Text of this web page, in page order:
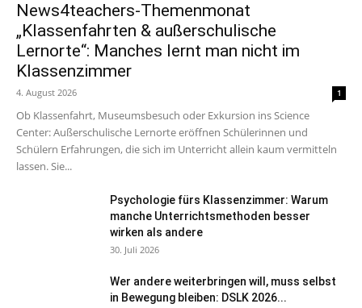
News4teachers-Themenmonat
„Klassenfahrten & außerschulische
Lernorte“: Manches lernt man nicht im
Klassenzimmer
4. August 2026 1
Ob Klassenfahrt, Museumsbesuch oder Exkursion ins Science
Center: Außerschulische Lernorte eröffnen Schülerinnen und
Schülern Erfahrungen, die sich im Unterricht allein kaum vermitteln
lassen. Sie...
Psychologie fürs Klassenzimmer: Warum
manche Unterrichtsmethoden besser
wirken als andere
30. Juli 2026
Wer andere weiterbringen will, muss selbst
in Bewegung bleiben: DSLK 2026...